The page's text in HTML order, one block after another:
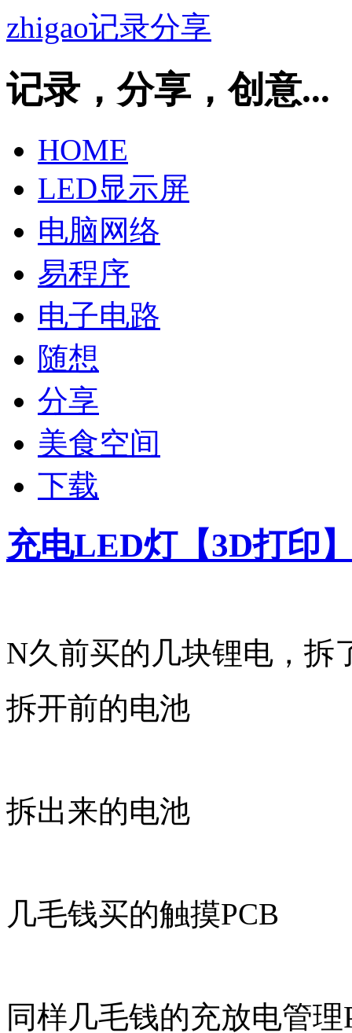
zhigao记录分享
记录，分享，创意...
HOME
LED显示屏
电脑网络
易程序
电子电路
随想
分享
美食空间
下载
充电LED灯【3D打印
N久前买的几块锂电，拆
拆开前的电池
拆出来的电池
几毛钱买的触摸PCB
同样几毛钱的充放电管